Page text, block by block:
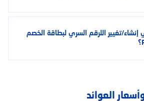
تغيير اللرقم السري لبطاقة الخصم
العوائد